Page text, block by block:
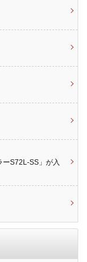
ーS72L-SS」が入